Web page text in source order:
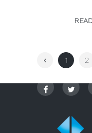
1 2